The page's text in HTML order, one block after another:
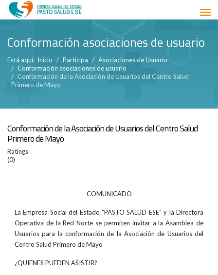
Conformación asociaciones de usuario
Está aquí: Inicio Participa
Asociaciones de Usuario
Conformación asociaciones de usuario
Conformación de la Asociación de Usuarios del Centro Salud
Primero de Mayo
Conformación de la Asociación de Usuarios del Centro Salud
Primero de Mayo
Ratings
(0)
COMUNICADO
La Empresa Social del Estado “PASTO SALUD ESE” y la Directora
Operativa de la Red Norte se permiten invitar a la Asamblea de
Usuarios para la conformación de la Asociación de Usuarios del
Centro Salud Primero de Mayo
¿QUIENES PUEDEN ASISTIR?